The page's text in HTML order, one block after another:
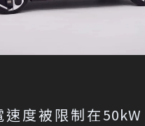
速度被限制在